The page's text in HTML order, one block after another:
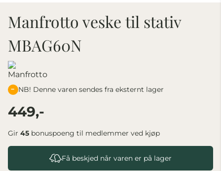
Manfrotto veske til stativ
MBAG60N
NB! Denne varen sendes fra eksternt lager
449,-
Gir 45 bonuspoeng til medlemmer ved kjøp
Få beskjed når varen er på lager